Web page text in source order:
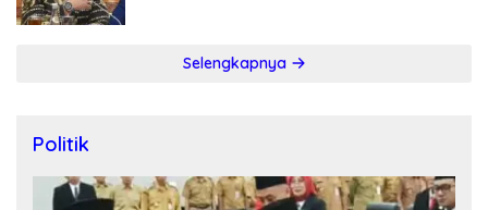
Selengkapnya
Politik